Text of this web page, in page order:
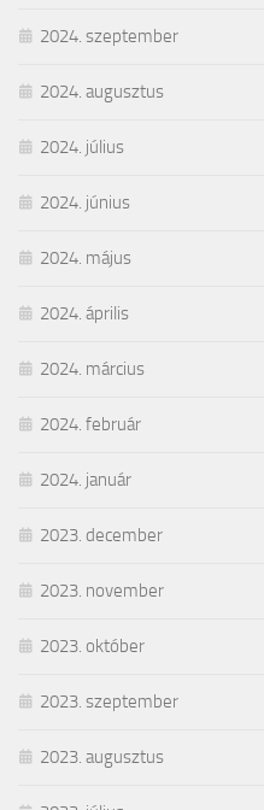
2024. szeptember
2024. augusztus
2024. július
2024. június
2024. május
2024. április
2024. március
2024. február
2024. január
2023. december
2023. november
2023. október
2023. szeptember
2023. augusztus